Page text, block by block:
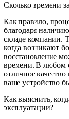
Сколько времени
Как правило,
благодаря
складе компании.
когда возникают
восстановление
времени. В любом
отличное
ваше устройство
Как выяснить,
эксплуатации?